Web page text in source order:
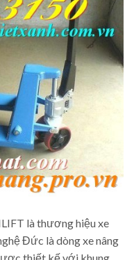
là thương hiệu xe
Đức là dòng xe nâng